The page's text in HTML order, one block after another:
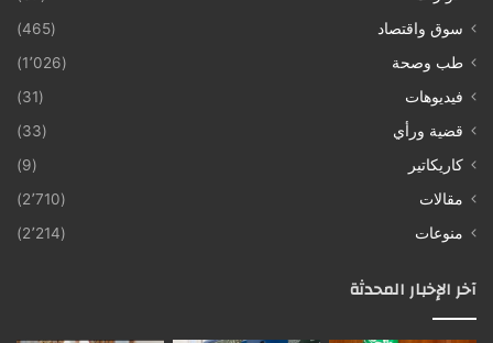
سوق واقتصاد
(465)
طب وصحة
(1٬026)
فيديوهات
(31)
قضية ورأي
(33)
كاريكاتير
(9)
مقالات
(2٬710)
منوعات
(2٬214)
آخر الإخبار المحدثة